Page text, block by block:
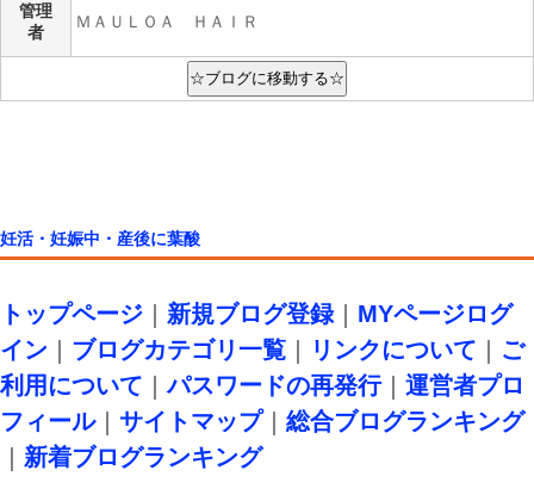
管理
者
ＭＡＵＬＯＡ ＨＡＩＲ
妊活・妊娠中・産後に葉酸
トップページ 新規ブログ登録｜ MYページログ
イン
ブログカテゴリ一覧 リンクについて
ご
利用について ｜パスワードの再発行｜ 運営者プロ
フィール｜ サイトマップ｜ 総合ブログランキング
新着ブログランキング